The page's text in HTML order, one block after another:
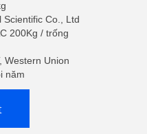
Scientific Co., Ltd
200Kg / trống
Western Union
năm